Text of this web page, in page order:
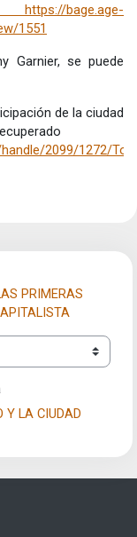
bage.age-
1551
Garnier, se puede
de la ciudad
2099/1272/
PRIMERAS
Y LA CIUDAD